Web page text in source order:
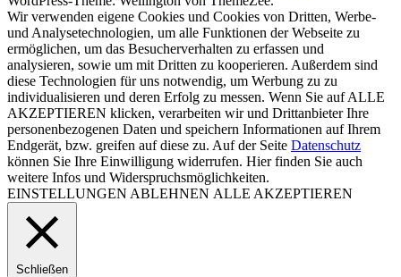
Wir verwenden eigene Cookies und Cookies von Dritten, Werbe-
und Analysetechnologien, um alle Funktionen der Webseite zu
ermöglichen, um das Besucherverhalten zu erfassen und
analysieren, sowie um mit Dritten zu kooperieren. Außerdem sind
diese Technologien für uns notwendig, um Werbung zu zu
individualisieren und deren Erfolg zu messen. Wenn Sie auf ALLE
AKZEPTIEREN klicken, verarbeiten wir und Drittanbieter Ihre
personenbezogenen Daten und speichern Informationen auf Ihrem
Endgerät, bzw. greifen auf diese zu. Auf der Seite Datenschutz
können Sie Ihre Einwilligung widerrufen. Hier finden Sie auch
weitere Infos und Widerspruchsmöglichkeiten.
EINSTELLUNGEN ABLEHNEN ALLE AKZEPTIEREN
Schließen